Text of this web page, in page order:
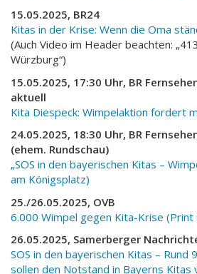
15.05.2025, BR24
Kitas in der Krise: Wenn die Oma
(Auch Video im Header beachten:
Würzburg“)
15.05.2025, 17:30 Uhr, BR
aktuell
Kita Diespeck: Wimpelaktion fordert
24.05.2025, 18:30 Uhr, BR
(ehem. Rundschau)
„SOS in den bayerischen Kitas –
am Königsplatz)
25./26.05.2025, OVB
6.000 Wimpel gegen Kita-Krise (Print
26.05.2025, Samerberger
SOS in den bayerischen Kitas –
sollen den Notstand in Bayerns Kitas